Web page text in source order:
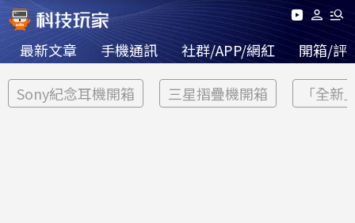
最新文章 手機通訊 社群/APP/網紅 開箱/評
Sony紀念耳機開箱 三星摺疊機開箱 「全新